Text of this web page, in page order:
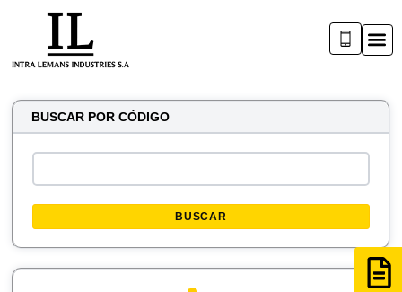
BUSCAR POR CÓDIGO
BUSCAR